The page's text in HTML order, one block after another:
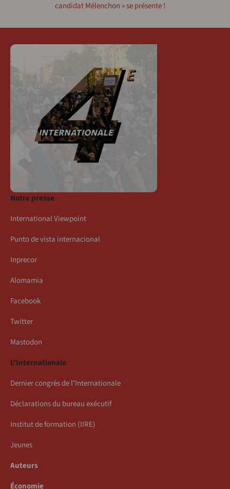
candidat Mélenchon » se présente !
Notre presse
International Viewpoint
Punto de vista internacional
Inprecor
Alomamia
Facebook
Twitter
Mastodon
L’Internationale
Dernier congrès de l’Internationale
Déclarations du bureau exécutif
Institut de formation (IIRE)
Jeunes
Auteurs
Économie